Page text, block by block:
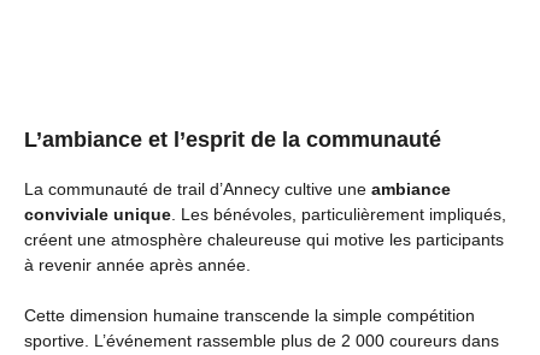
L’ambiance et l’esprit de la communauté
La communauté de trail d’Annecy cultive une ambiance
conviviale unique . Les bénévoles, particulièrement impliqués,
créent une atmosphère chaleureuse qui motive les participants
à revenir année après année.
Cette dimension humaine transcende la simple compétition
sportive. L’événement rassemble plus de 2 000 coureurs dans